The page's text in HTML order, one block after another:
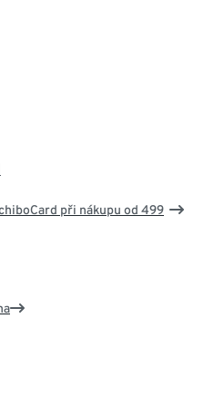
při nákupu od 499